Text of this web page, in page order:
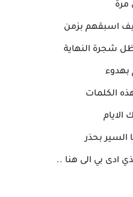
مرة
اسبقهم بزمن
شجرة النهاية
بهدوء
الكلمات
الايام
السير بحذر
ادى بي الى هنا ..